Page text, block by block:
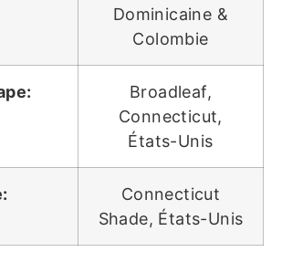
Dominicaine &
Colombie
Broadleaf,
Connecticut,
États-Unis
Connecticut
Shade, États-Unis